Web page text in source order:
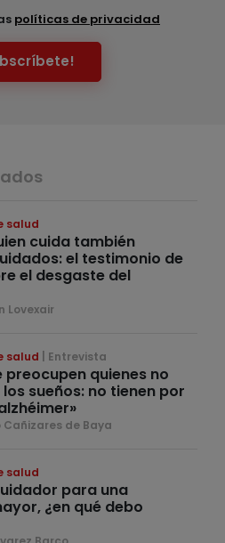
políticas de privacidad
salud
cuida también
el testimonio de
el desgaste del
Lovexair
salud Entrevista
preocupen quienes no
sueños: no tienen por
Cañizares de Baya
salud
para una
¿en qué debo